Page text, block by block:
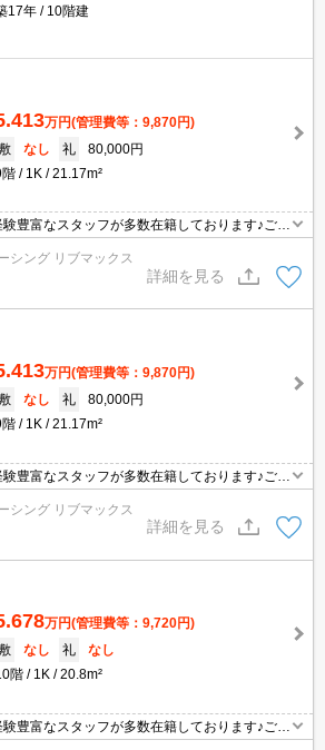
17年
10階建
万円(管理費等：9,870円)
なし 礼
80,000円
階
1K 21.17m²
豊富なスタッフが多数在籍しております♪ご要
オンライン契約等弊社に一度も来店せずとも
ではネットに掲載されている物件も全てご紹介
になる物件は全て申し付けください★インタ
シング リブマックス
詳細を見る
万円(管理費等：9,870円)
なし 礼
80,000円
階
1K 21.17m²
豊富なスタッフが多数在籍しております♪ご要
し付けください！初期費用クレジット支払可
オンライン契約等弊社に一度も来店せずとも
ではネットに掲載されている物件も全てご紹介
になる物件は全て申し付けください★インタ
シング リブマックス
詳細を見る
万円(管理費等：9,720円)
なし 礼
なし
階
1K 20.8m²
豊富なスタッフが多数在籍しております♪ご要
し付けください！初期費用クレジット支払可